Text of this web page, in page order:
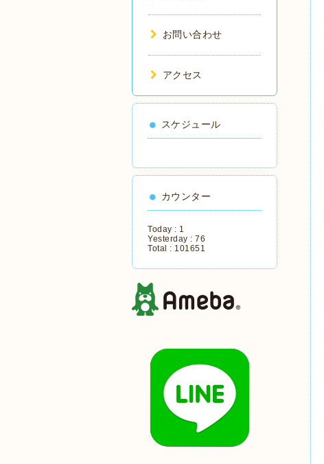
お問い合わせ
アクセス
スケジュール
カウンター
Today : 1
Yesterday : 76
Total : 101651